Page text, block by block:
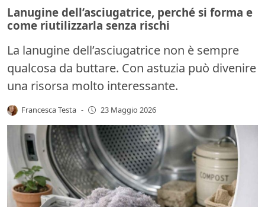
Lanugine dell’asciugatrice, perché si forma e
come riutilizzarla senza rischi
La lanugine dell’asciugatrice non è sempre
qualcosa da buttare. Con astuzia può divenire
una risorsa molto interessante.
Francesca Testa - 23 Maggio 2026